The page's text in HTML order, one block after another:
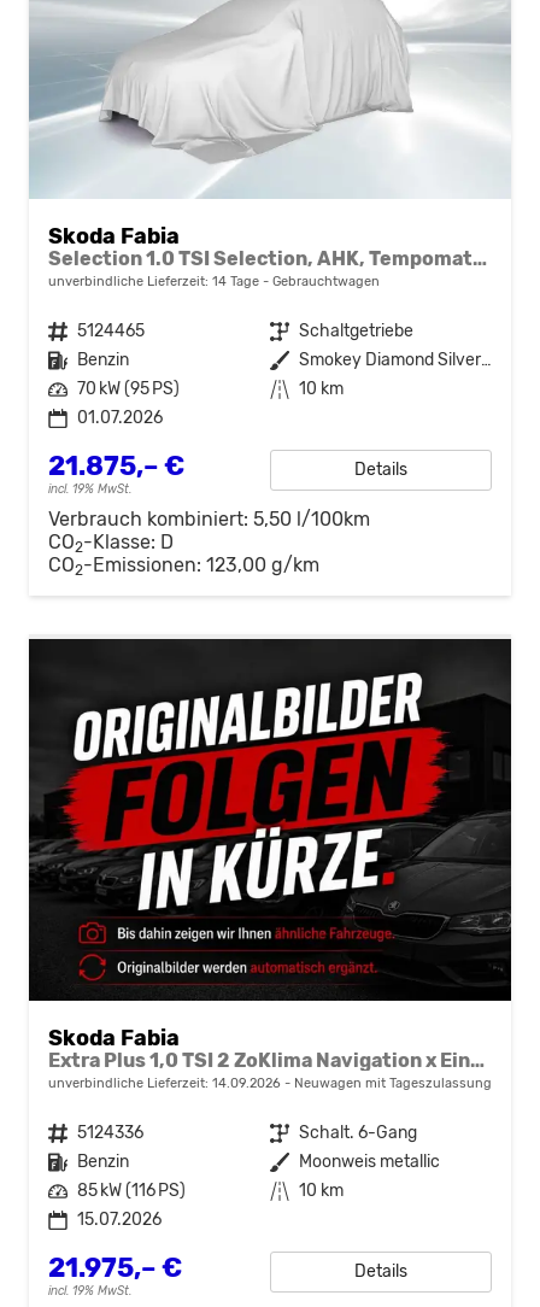
Skoda Fabia
Selection 1.0 TSI Selection, AHK, Tempomat, Ladeboden, Park, Winterpaket, SmartLink, 4-J Garantie
unverbindliche Lieferzeit: 14 Tage Gebrauchtwagen
Fahrzeugnr. 5124465 Getriebe Schaltgetriebe
Kraftstoff Benzin Außenfarbe
Smokey Diamond Silver Metallic
Leistung 70 kW (95 PS) Kilometerstand 10 km
01.07.2026
21.875,– €
incl. 19% MwSt.
Details
Verbrauch kombiniert: 5,50 l/100km
CO2-Klasse: D
CO2-Emissionen: 123,00 g/km
Skoda Fabia
Extra Plus 1,0 TSI 2 ZoKlima Navigation x Einparkhilfe Kessy beheiztes Lenkrad Sitzheizung Sunset 5J Garantie
unverbindliche Lieferzeit: 14.09.2026 Neuwagen mit Tageszulassung
Fahrzeugnr. 5124336 Getriebe Schalt. 6-Gang
Kraftstoff Benzin Außenfarbe Moonweis metallic
Leistung 85 kW (116 PS) Kilometerstand 10 km
15.07.2026
21.975,– €
incl. 19% MwSt.
Details